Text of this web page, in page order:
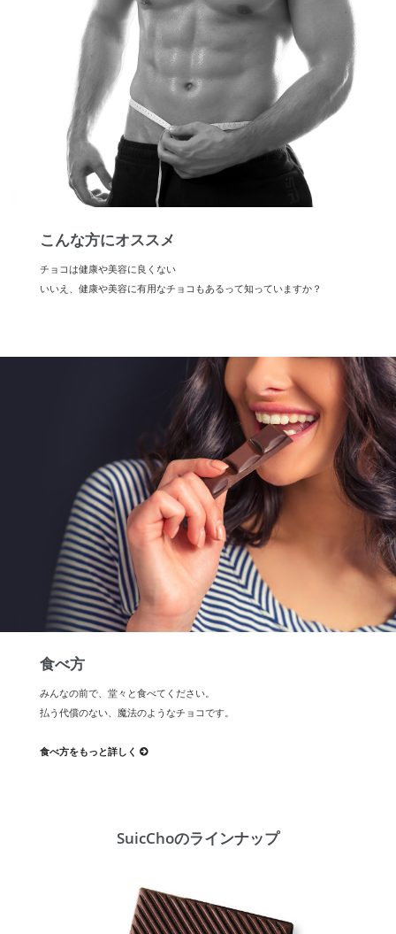
こんな方にオススメ
チョコは健康や美容に良くない
いいえ、健康や美容に有用なチョコもあるって知っていますか？
食べ方
みんなの前で、堂々と食べてください。
払う代償のない、魔法のようなチョコです。
食べ方をもっと詳しく
SuicChoのラインナップ